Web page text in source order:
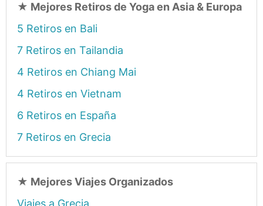
★ Mejores Retiros de Yoga en Asia & Europa
5 Retiros en Bali
7 Retiros en Tailandia
4 Retiros en Chiang Mai
4 Retiros en Vietnam
6 Retiros en España
7 Retiros en Grecia
★ Mejores Viajes Organizados
Viajes a Grecia